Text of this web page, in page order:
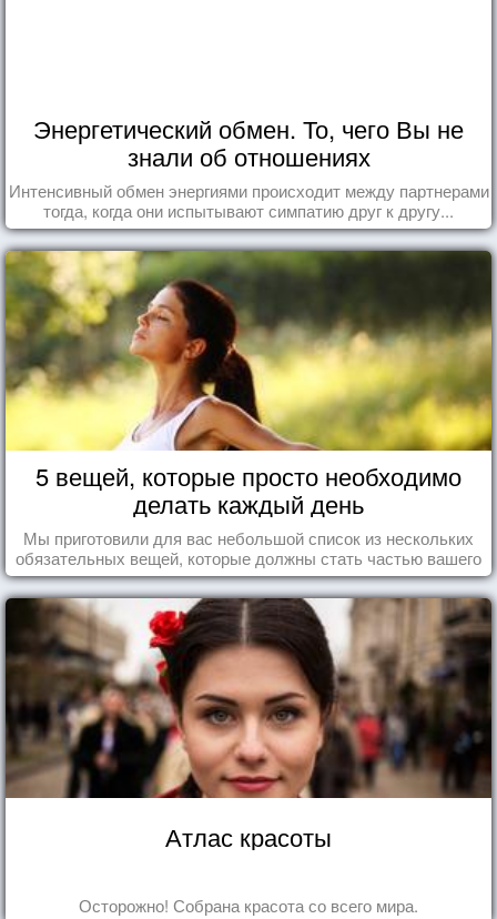
Энергетический обмен. То, чего Вы не
знали об отношениях
Интенсивный обмен энергиями происходит между партнерами
тогда, когда они испытывают симпатию друг к другу...
5 вещей, которые просто необходимо
делать каждый день
Мы приготовили для вас небольшой список из нескольких
обязательных вещей, которые должны стать частью вашего
дня.
Атлас красоты
Осторожно! Собрана красота со всего мира.